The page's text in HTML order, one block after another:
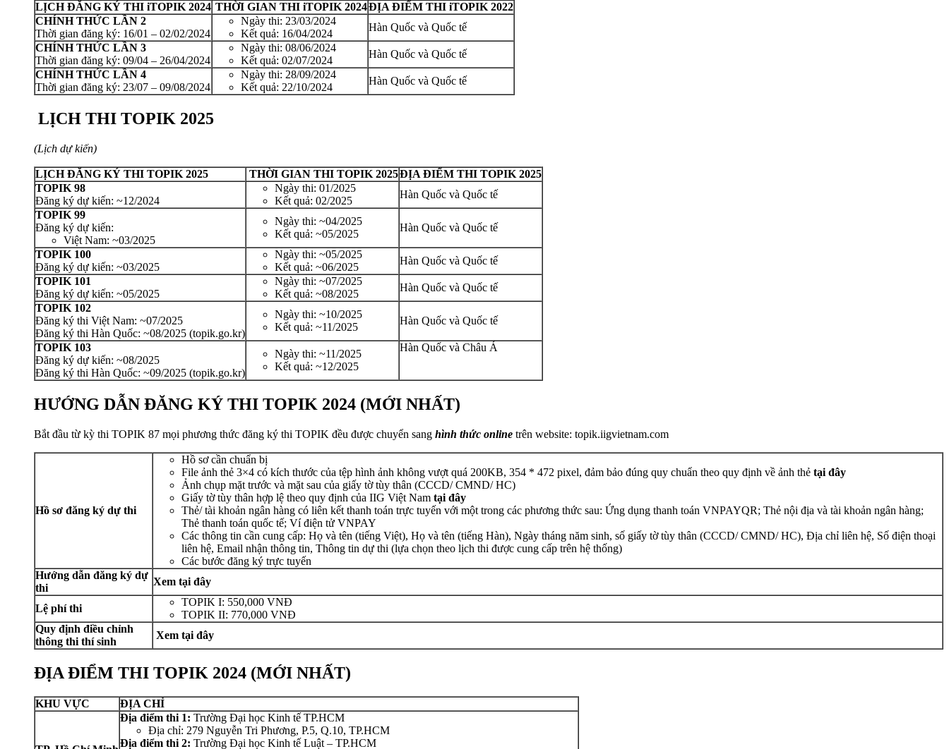
LỊCH ĐĂNG KÝ THI iTOPIK 2024 THỜI GIAN THI iTOPIK 2024ĐỊA ĐIỂM THI iTOPIK 2022
CHÍNH THỨC LẦN 2
Thời gian đăng ký: 16/01 – 02/02/2024
Ngày thi: 23/03/2024
Kết quả: 16/04/2024
Hàn Quốc và Quốc tế
CHÍNH THỨC LẦN 3
Thời gian đăng ký: 09/04 – 26/04/2024
Ngày thi: 08/06/2024
Kết quả: 02/07/2024
Hàn Quốc và Quốc tế
CHÍNH THỨC LẦN 4
Thời gian đăng ký: 23/07 – 09/08/2024
Ngày thi: 28/09/2024
Kết quả: 22/10/2024
Hàn Quốc và Quốc tế
LỊCH THI TOPIK 2025
(Lịch dự kiến)
LỊCH ĐĂNG KÝ THI TOPIK 2025 THỜI GIAN THI TOPIK 2025ĐỊA ĐIỂM THI TOPIK 2025
TOPIK 98
Đăng ký dự kiến: ~12/2024
Ngày thi: 01/2025
Kết quả: 02/2025
Hàn Quốc và Quốc tế
TOPIK 99
Đăng ký dự kiến:
Việt Nam: ~03/2025
Ngày thi: ~04/2025
Kết quả: ~05/2025
Hàn Quốc và Quốc tế
TOPIK 100
Đăng ký dự kiến: ~03/2025
Ngày thi: ~05/2025
Kết quả: ~06/2025
Hàn Quốc và Quốc tế
TOPIK 101
Đăng ký dự kiến: ~05/2025
Ngày thi: ~07/2025
Kết quả: ~08/2025
Hàn Quốc và Quốc tế
TOPIK 102
Đăng ký thi Việt Nam: ~07/2025
Đăng ký thi Hàn Quốc: ~08/2025 (topik.go.kr)
Ngày thi: ~10/2025
Kết quả: ~11/2025
Hàn Quốc và Quốc tế
TOPIK 103
Đăng ký dự kiến: ~08/2025
Đăng ký thi Hàn Quốc: ~09/2025 (topik.go.kr)
Ngày thi: ~11/2025
Kết quả: ~12/2025
Hàn Quốc và Châu Á
HƯỚNG DẪN ĐĂNG KÝ THI TOPIK 2024 (MỚI NHẤT)
Bắt đầu từ kỳ thi TOPIK 87 mọi phương thức đăng ký thi TOPIK đều được chuyển sang hình thức online trên website: topik.iigvietnam.com
Hồ sơ đăng ký dự thi
Hồ sơ cần chuẩn bị
File ảnh thẻ 3×4 có kích thước của tệp hình ảnh không vượt quá 200KB, 354 * 472 pixel, đảm bảo đúng quy chuẩn theo quy định về ảnh thẻ tại đây
Ảnh chụp mặt trước và mặt sau của giấy tờ tùy thân (CCCD/ CMND/ HC)
Giấy tờ tùy thân hợp lệ theo quy định của IIG Việt Nam tại đây
Thẻ/ tài khoản ngân hàng có liên kết thanh toán trực tuyến với một trong các phương thức sau: Ứng dụng thanh toán VNPAYQR; Thẻ nội địa và tài khoản ngân hàng;
Thẻ thanh toán quốc tế; Ví điện tử VNPAY
Các thông tin cần cung cấp: Họ và tên (tiếng Việt), Họ và tên (tiếng Hàn), Ngày tháng năm sinh, số giấy tờ tùy thân (CCCD/ CMND/ HC), Địa chỉ liên hệ, Số điện thoại
liên hệ, Email nhận thông tin, Thông tin dự thi (lựa chọn theo lịch thi được cung cấp trên hệ thống)
Các bước đăng ký trực tuyến
Hướng dẫn đăng ký dự
thi
Xem tại đây
Lệ phí thi
TOPIK I: 550,000 VNĐ
TOPIK II: 770,000 VNĐ
Quy định điều chỉnh
thông thi thí sinh
Xem tại đây
ĐỊA ĐIỂM THI TOPIK 2024 (MỚI NHẤT)
KHU VỰC ĐỊA CHỈ
Địa điểm thi 1: Trường Đại học Kinh tế TP.HCM
Địa chỉ: 279 Nguyễn Tri Phương, P.5, Q.10, TP.HCM
Địa điểm thi 2: Trường Đại học Kinh tế Luật – TP.HCM